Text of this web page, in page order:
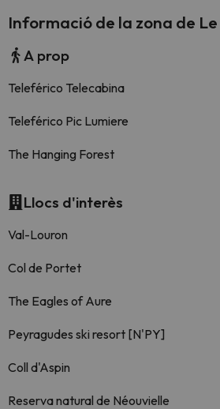
Informació de la zona de
A prop
Teleférico Telecabina
Teleférico Pic Lumiere
The Hanging Forest
Llocs d'interès
Val-Louron
Col de Portet
The Eagles of Aure
Peyragudes ski resort [N'PY]
Coll d'Aspin
Reserva natural de Néouvielle